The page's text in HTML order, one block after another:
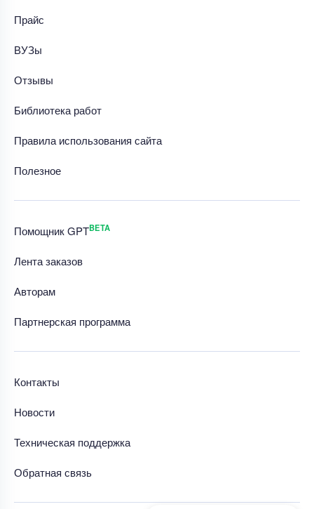
Прайс
ВУЗы
Отзывы
Библиотека работ
Правила использования сайта
Полезное
Помощник GPTBETA
Лента заказов
Авторам
Партнерская программа
Контакты
Новости
Техническая поддержка
Обратная связь